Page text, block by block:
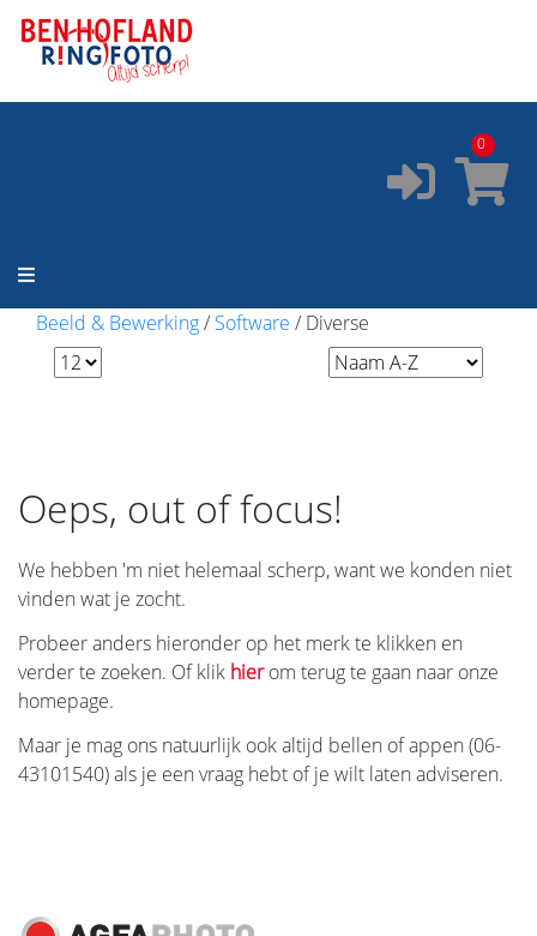
Printservice
Fotocursus✔️Occasions
0
Beeld & Bewerking/ Software / Diverse
Oeps, out of focus!
We hebben 'm niet helemaal scherp, want we konden niet
vinden wat je zocht.
Probeer anders hieronder op het merk te klikken en
verder te zoeken. Of klik hierom terug te gaan naar onze
homepage.
Maar je mag ons natuurlijk ook altijd bellen of appen (06-
43101540) als je een vraag hebt of je wilt laten adviseren.